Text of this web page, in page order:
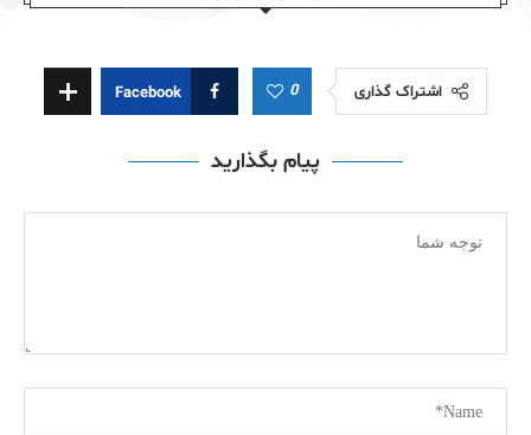
اشتراک گذاری 0
Facebook
پیام بگذارید